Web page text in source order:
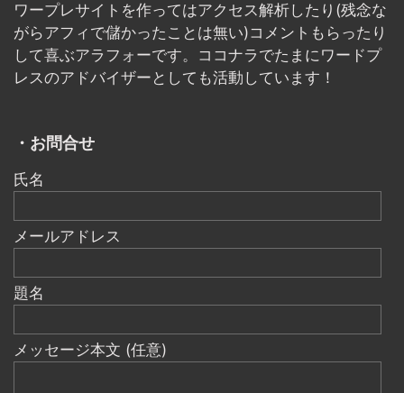
ワープレサイトを作ってはアクセス解析したり(残念な
がらアフィで儲かったことは無い)コメントもらったり
して喜ぶアラフォーです。ココナラでたまにワードプ
レスのアドバイザーとしても活動しています！
・お問合せ
氏名
メールアドレス
題名
メッセージ本文 (任意)